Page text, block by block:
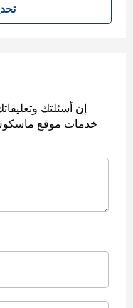
تحديث الصفحة
إن أسئلتك
خدمات موقع ماسكوس.